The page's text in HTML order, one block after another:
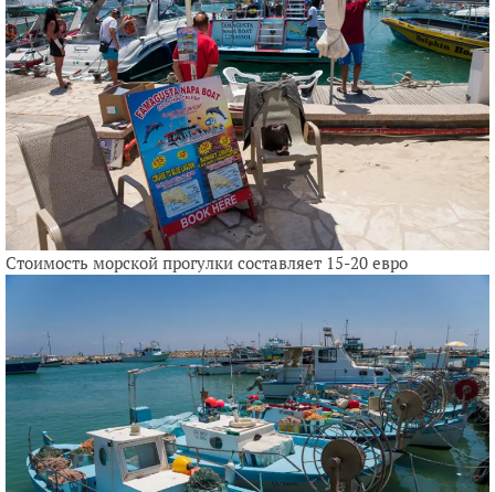
Стоимость морской прогулки составляет 15-20 евро